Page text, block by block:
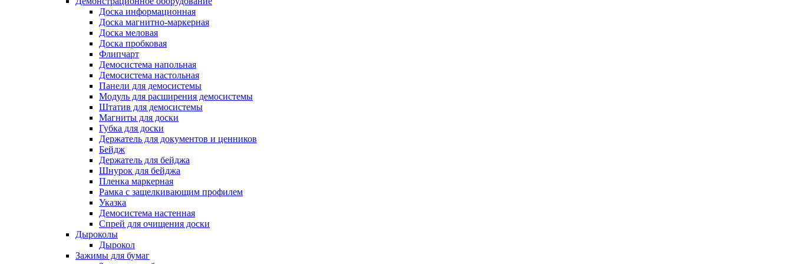
Доска информационная
Доска магнитно-маркерная
Доска меловая
Доска пробковая
Флипчарт
Демосистема напольная
Демосистема настольная
Панели для демосистемы
Модуль для расширения демосистемы
Штатив для демосистемы
Магниты для доски
Губка для доски
Держатель для документов и ценников
Бейдж
Держатель для бейджа
Шнурок для бейджа
Пленка маркерная
Рамка с защелкивающим профилем
Указка
Демосистема настенная
Спрей для очищения доски
Дыроколы
Дырокол
Зажимы для бумаг